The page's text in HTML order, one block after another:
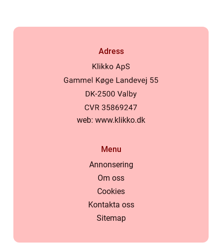
Adress
web: www.klikko.dk
Menu
Annonsering
Om oss
Cookies
Kontakta oss
Sitemap